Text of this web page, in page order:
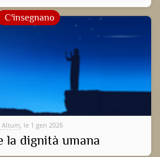
C'insegnano
Altum, le 1 gen 2026
la dignità umana